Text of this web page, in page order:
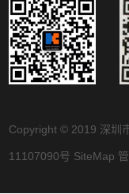
Copyright © 2019 深圳
11107090号 SiteMap